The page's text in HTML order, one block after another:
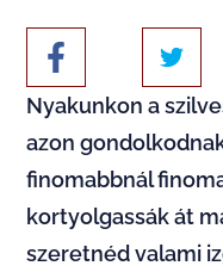
Nyakunkon a
azon
finomabbnál
kortyolgassák át
szeretnéd valami